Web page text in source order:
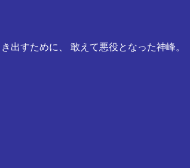
出すために、 敢えて悪役となった神峰。